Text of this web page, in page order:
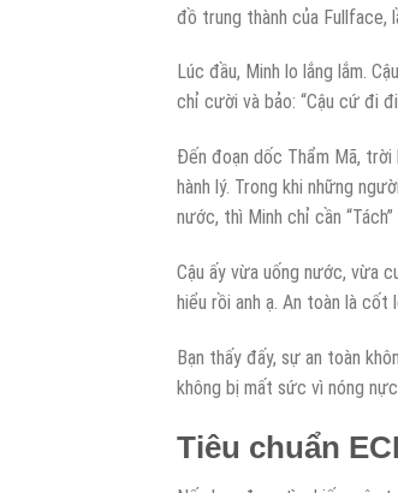
đồ trung thành của Fullface,
Lúc đầu, Minh lo lắng lắm.
chỉ cười và bảo: “Cậu cứ đi
Đến đoạn dốc Thẩm Mã, trời
hành lý. Trong khi những
nước, thì Minh chỉ cần
Cậu ấy vừa uống nước, vừa
hiểu rồi anh ạ. An toàn là
Bạn thấy đấy, sự an toàn
không bị mất sức vì nóng nực
Tiêu chuẩn